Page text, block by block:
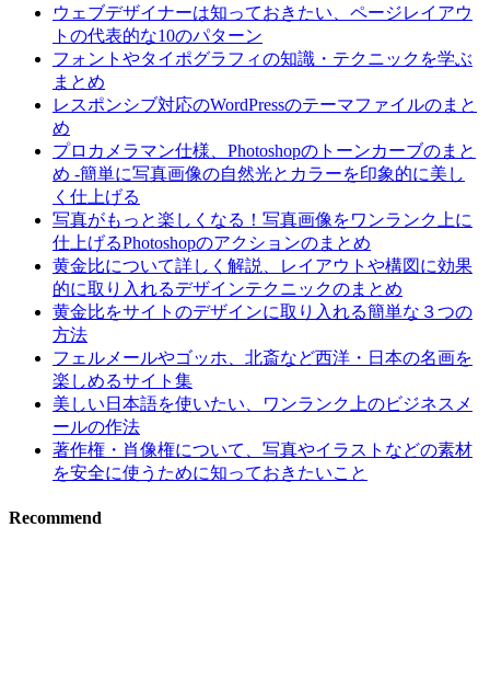
ウェブデザイナーは知っておきたい、ページレイアウ
トの代表的な10のパターン
フォントやタイポグラフィの知識・テクニックを学ぶ
まとめ
レスポンシブ対応のWordPressのテーマファイルのまと
め
プロカメラマン仕様、Photoshopのトーンカーブのまと
め -簡単に写真画像の自然光とカラーを印象的に美し
く仕上げる
写真がもっと楽しくなる！写真画像をワンランク上に
仕上げるPhotoshopのアクションのまとめ
黄金比について詳しく解説、レイアウトや構図に効果
的に取り入れるデザインテクニックのまとめ
黄金比をサイトのデザインに取り入れる簡単な３つの
方法
フェルメールやゴッホ、北斎など西洋・日本の名画を
楽しめるサイト集
美しい日本語を使いたい、ワンランク上のビジネスメ
ールの作法
著作権・肖像権について、写真やイラストなどの素材
を安全に使うために知っておきたいこと
Recommend